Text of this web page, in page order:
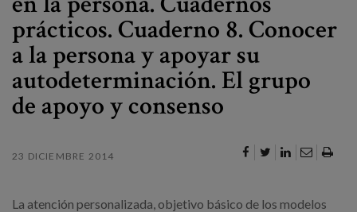
es
eu
prácticos. Cuaderno 8. Conocer
a la persona y apoyar su
autodeterminación. El grupo
de apoyo y consenso
23 DICIEMBRE 2014
La atención personalizada, objetivo básico de los modelos